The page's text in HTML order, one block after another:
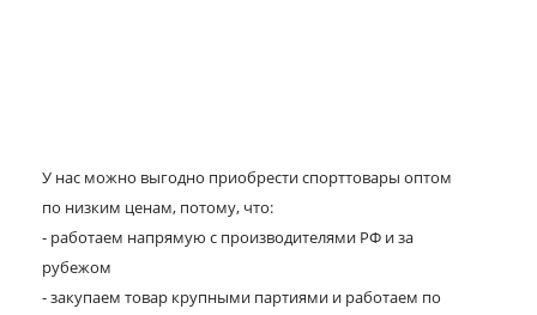
У нас можно выгодно приобрести спорттовары оптом
по низким ценам, потому, что:
- работаем напрямую с производителями РФ и за
рубежом
- закупаем товар крупными партиями и работаем по